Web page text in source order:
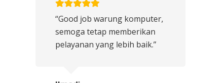
“Good job warung komputer,
semoga tetap memberikan
pelayanan yang lebih baik.”